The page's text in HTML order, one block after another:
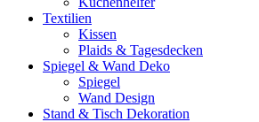
Textilien
Kissen
Plaids & Tagesdecken
Spiegel & Wand Deko
Spiegel
Wand Design
Stand & Tisch Dekoration